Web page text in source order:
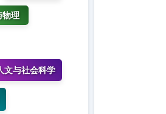
物理
文与社会科学